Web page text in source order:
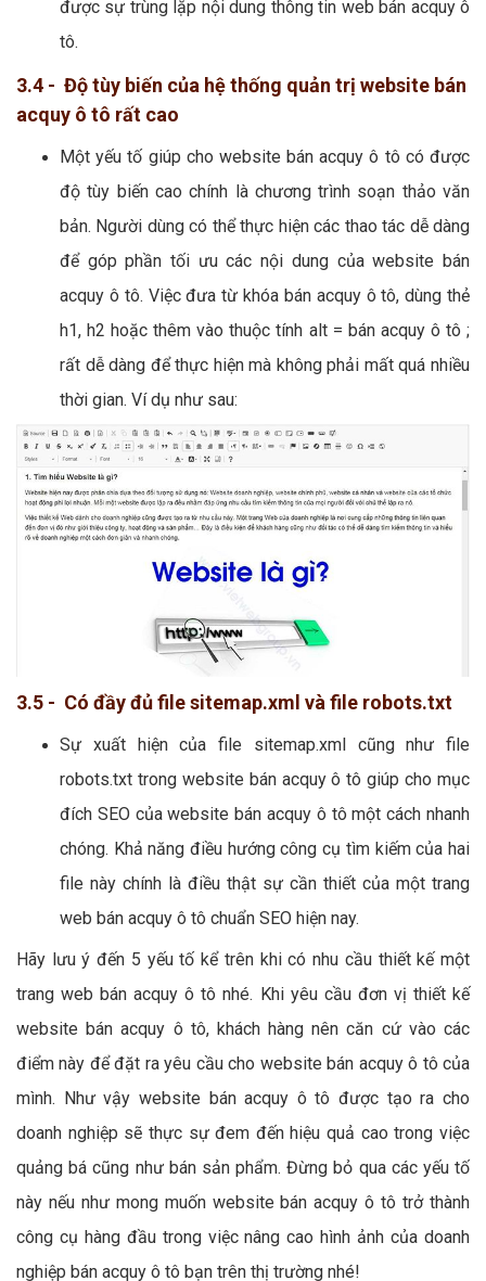
được sự trùng lặp nội dung thông tin web bán acquy ô
tô.
3.4 - Độ tùy biến của hệ thống quản trị website bán
acquy ô tô rất cao
Một yếu tố giúp cho website bán acquy ô tô có được
độ tùy biến cao chính là chương trình soạn thảo văn
bản. Người dùng có thể thực hiện các thao tác dễ dàng
để góp phần tối ưu các nội dung của website bán
acquy ô tô. Việc đưa từ khóa bán acquy ô tô, dùng thẻ
h1, h2 hoặc thêm vào thuộc tính alt = bán acquy ô tô ;
rất dễ dàng để thực hiện mà không phải mất quá nhiều
thời gian. Ví dụ như sau:
3.5 - Có đầy đủ file sitemap.xml và file robots.txt
Sự xuất hiện của file sitemap.xml cũng như file
robots.txt trong website bán acquy ô tô giúp cho mục
đích SEO của website bán acquy ô tô một cách nhanh
chóng. Khả năng điều hướng công cụ tìm kiếm của hai
file này chính là điều thật sự cần thiết của một trang
web bán acquy ô tô chuẩn SEO hiện nay.
Hãy lưu ý đến 5 yếu tố kể trên khi có nhu cầu thiết kế một
trang web bán acquy ô tô nhé. Khi yêu cầu đơn vị thiết kế
website bán acquy ô tô, khách hàng nên căn cứ vào các
điểm này để đặt ra yêu cầu cho website bán acquy ô tô của
mình. Như vậy website bán acquy ô tô được tạo ra cho
doanh nghiệp sẽ thực sự đem đến hiệu quả cao trong việc
quảng bá cũng như bán sản phẩm. Đừng bỏ qua các yếu tố
này nếu như mong muốn website bán acquy ô tô trở thành
công cụ hàng đầu trong việc nâng cao hình ảnh của doanh
nghiệp bán acquy ô tô bạn trên thị trường nhé!